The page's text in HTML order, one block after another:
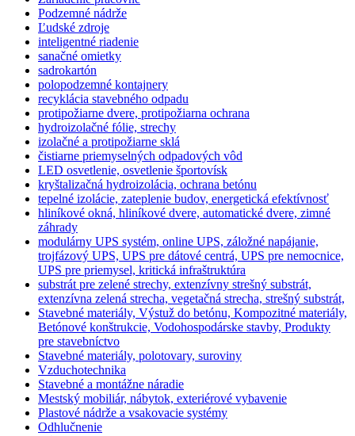
Podzemné nádrže
Ľudské zdroje
inteligentné riadenie
sanačné omietky
sadrokartón
polopodzemné kontajnery
recyklácia stavebného odpadu
protipožiarne dvere, protipožiarna ochrana
hydroizolačné fólie, strechy
izolačné a protipožiarne sklá
čistiarne priemyselných odpadových vôd
LED osvetlenie, osvetlenie športovísk
kryštalizačná hydroizolácia, ochrana betónu
tepelné izolácie, zateplenie budov, energetická efektívnosť
hliníkové okná, hliníkové dvere, automatické dvere, zimné
záhrady
modulárny UPS systém, online UPS, záložné napájanie,
trojfázový UPS, UPS pre dátové centrá, UPS pre nemocnice,
UPS pre priemysel, kritická infraštruktúra
substrát pre zelené strechy, extenzívny strešný substrát,
extenzívna zelená strecha, vegetačná strecha, strešný substrát,
Stavebné materiály, Výstuž do betónu, Kompozitné materiály,
Betónové konštrukcie, Vodohospodárske stavby, Produkty
pre stavebníctvo
Stavebné materiály, polotovary, suroviny
Vzduchotechnika
Stavebné a montážne náradie
Mestský mobiliár, nábytok, exteriérové vybavenie
Plastové nádrže a vsakovacie systémy
Odhlučnenie